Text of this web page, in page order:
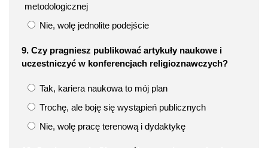
metodologicznej
Nie, wolę jednolite podejście
9. Czy pragniesz publikować artykuły naukowe i
uczestniczyć w konferencjach religioznawczych?
Tak, kariera naukowa to mój plan
Trochę, ale boję się wystąpień publicznych
Nie, wolę pracę terenową i dydaktykę